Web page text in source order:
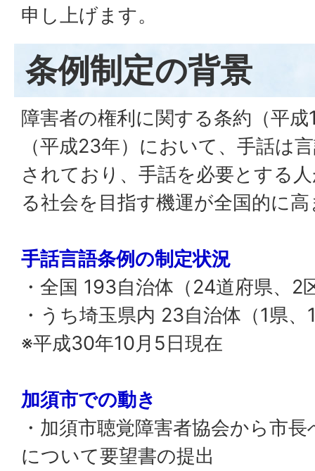
申し上げます。
条例制定の背景
障害者の権利に関する条約（平
（平成23年）において、手話は
されており、手話を必要とする
る社会を目指す機運が全国的に
手話言語条例の制定状況
・全国 193自治体（24道府県、2
・うち埼玉県内 23自治体（1県
※平成30年10月5日現在
加須市での動き
・加須市聴覚障害者協会から市
について要望書の提出